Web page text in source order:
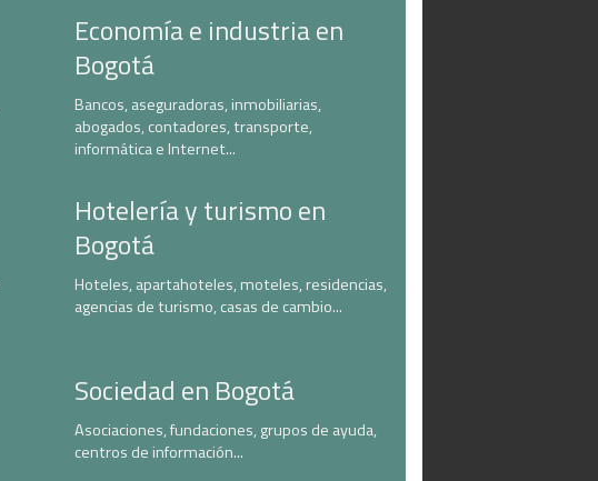
Economía e industria en
Bogotá
Bancos, aseguradoras, inmobiliarias,
abogados, contadores, transporte,
informática e Internet...
Hotelería y turismo en
Bogotá
Hoteles, apartahoteles, moteles, residencias,
agencias de turismo, casas de cambio...
Sociedad en Bogotá
Asociaciones, fundaciones, grupos de ayuda,
centros de información...